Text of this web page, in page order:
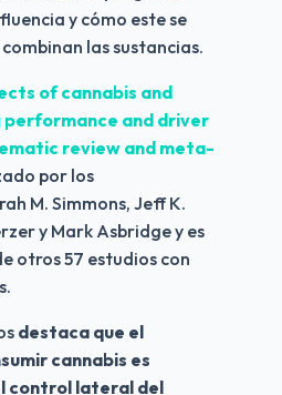
y cómo este se
las sustancias.
of cannabis and
performance and driver
review and meta-
por los
M. Simmons, Jeff K.
y Mark Asbridge y es
otros 57 estudios con
destaca que el
cannabis es
control lateral del